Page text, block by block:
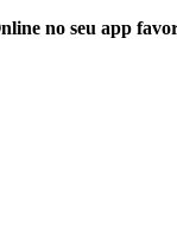
no seu app